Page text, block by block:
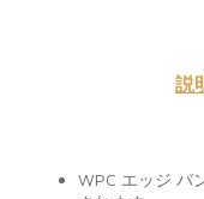
説
WPC エッジ バ